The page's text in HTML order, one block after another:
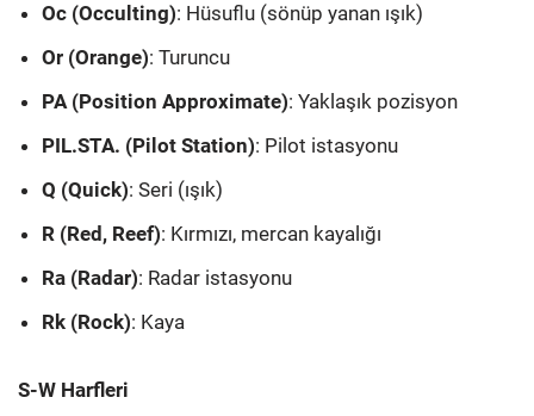
Oc (Occulting): Hüsuflu (sönüp yanan ışık)
Or (Orange): Turuncu
PA (Position Approximate): Yaklaşık pozisyon
PIL.STA. (Pilot Station): Pilot istasyonu
Q (Quick): Seri (ışık)
R (Red, Reef): Kırmızı, mercan kayalığı
Ra (Radar): Radar istasyonu
Rk (Rock): Kaya
S-W Harfleri